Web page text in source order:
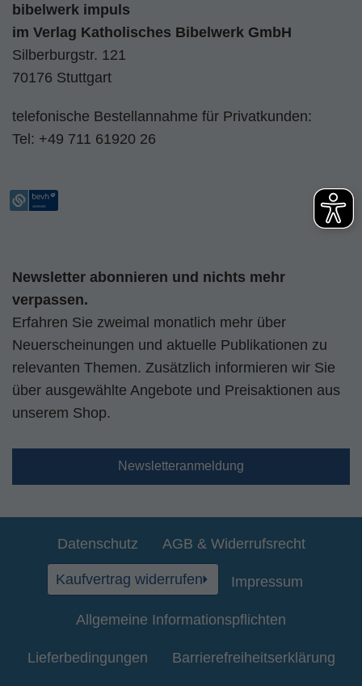
bibelwerk impuls
im Verlag Katholisches Bibelwerk GmbH
Silberburgstr. 121
70176 Stuttgart
telefonische Bestellannahme für Privatkunden:
Tel: +49 711 61920 26
Newsletter abonnieren und nichts mehr
verpassen.
Erfahren Sie zweimal monatlich mehr über
Neuerscheinungen und aktuelle Publikationen zu
relevanten Themen. Zusätzlich informieren wir Sie
über ausgewählte Angebote und Preisaktionen aus
unserem Shop.
Newsletteranmeldung
Datenschutz AGB & Widerrufsrecht
Kaufvertrag widerrufen Impressum
Allgemeine Informationspflichten
Lieferbedingungen Barrierefreiheitserklärung